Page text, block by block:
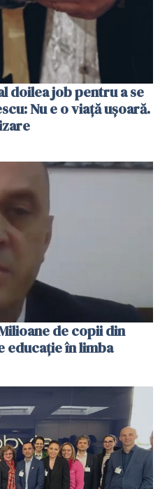
doilea job pentru a se
Nu e o viață ușoară.
educație în limba